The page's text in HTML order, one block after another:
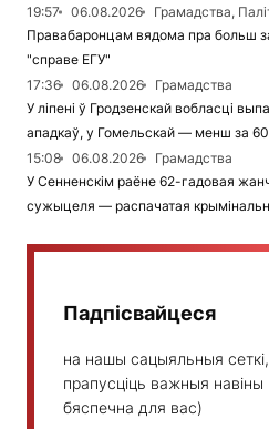
19:57
06.08.2026
Грамадства,
Правабаронцам вядома пра больш
"справе ЕГУ"
17:36
06.08.2026
Грамадства
У ліпені ў Гродзенскай вобласці
ападкаў, у Гомельскай — менш за
15:08
06.08.2026
Грамадства
У Сенненскім раёне 62-гадовая
сужыцеля — распачатая
Падпісвайцеся
на нашы сацыяльныя
прапусціць важныя навіны
бяспечна для вас)